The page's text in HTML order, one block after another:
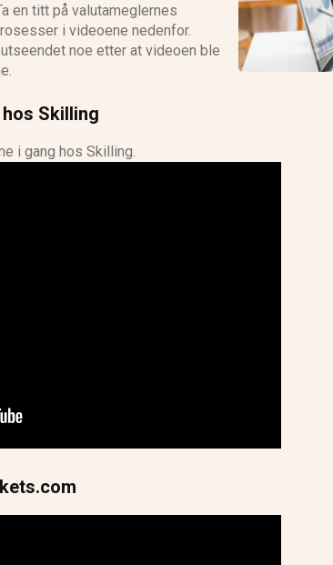
en titt på valutameglernes
i videoene nedenfor.
noe etter at videoen ble
Skilling
i gang hos Skilling.